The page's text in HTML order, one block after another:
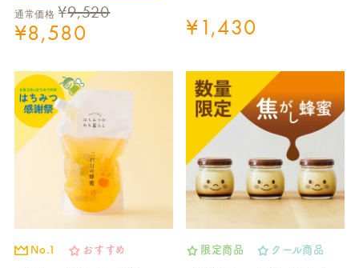
通常価格 ¥9,520
¥8,580 ¥1,430
No.1 おすすめ 限定商品 クール商品